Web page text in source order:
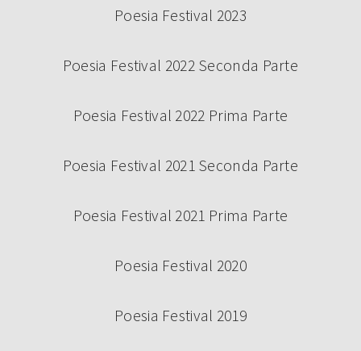
Continua a leggere
Poesia Festival 2023
Poesia Festival 2022 Seconda Parte
Poesia Festival 2022 Prima Parte
Poesia Festival 2021 Seconda Parte
Poesia Festival 2021 Prima Parte
Poesia Festival 2020
Poesia Festival 2019